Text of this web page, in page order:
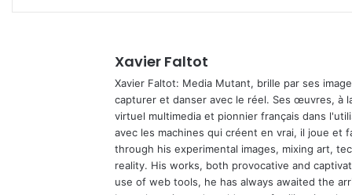
Xavier Faltot
Xavier Faltot: Media Mutant, brille par ses
capturer et danser avec le réel. Ses œuvres, à
virtuel multimedia et pionnier français dans
avec les machines qui créent en vrai, il joue et
through his experimental images, mixing art,
reality. His works, both provocative and
use of web tools, he has always awaited the